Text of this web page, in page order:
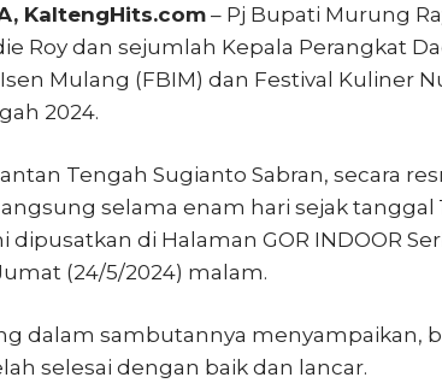
KaltengHits.com – Pj Bupati Murung
Roy dan sejumlah Kepala Perangkat
Mulang (FBIM) dan Festival Kuliner
2024.
Tengah Sugianto Sabran, secara
selama enam hari sejak tanggal
dipusatkan di Halaman GOR INDOOR
(24/5/2024) malam.
dalam sambutannya menyampaikan,
selesai dengan baik dan lancar.